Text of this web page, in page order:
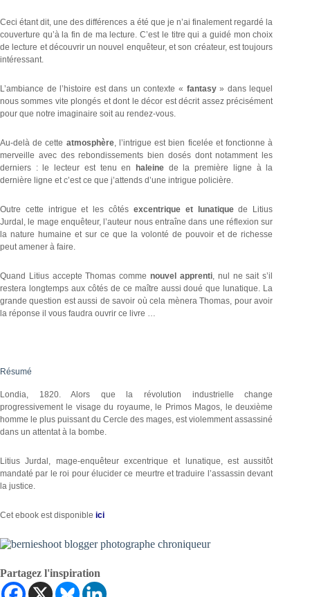
Ceci étant dit, une des différences a été que je n’ai finalement regardé la
couverture qu’à la fin de ma lecture. C’est le titre qui a guidé mon choix
de lecture et découvrir un nouvel enquêteur, et son créateur, est toujours
intéressant.
L’ambiance de l’histoire est dans un contexte « fantasy» dans lequel
nous sommes vite plongés et dont le décor est décrit assez précisément
pour que notre imaginaire soit au rendez-vous.
Au-delà de cette atmosphère, l’intrigue est bien ficelée et fonctionne à
merveille avec des rebondissements bien dosés dont notamment les
derniers : le lecteur est tenu en
haleinede la première ligne à la
dernière ligne et c’est ce que j’attends d’une intrigue policière.
Outre cette intrigue et les côtés excentrique et lunatiquede Litius
Jurdal, le mage enquêteur, l’auteur nous entraîne dans une réflexion sur
la nature humaine et sur ce que la volonté de pouvoir et de richesse
peut amener à faire.
Quand Litius accepte Thomas commenouvel apprenti, nul ne sait s’il
restera longtemps aux côtés de ce maître aussi doué que lunatique. La
grande question est aussi de savoir où cela mènera Thomas, pour avoir
la réponse il vous faudra ouvrir ce livre …
Résumé
Londia, 1820. Alors que la révolution industrielle change
progressivement le visage du royaume, le Primos Magos, le deuxième
homme le plus puissant du Cercle des mages, est violemment assassiné
dans un attentat à la bombe.
Litius Jurdal, mage-enquêteur excentrique et lunatique, est aussitôt
mandaté par le roi pour élucider ce meurtre et traduire l’assassin devant
la justice.
Cet ebook est disponible ici
Partagez l'inspiration